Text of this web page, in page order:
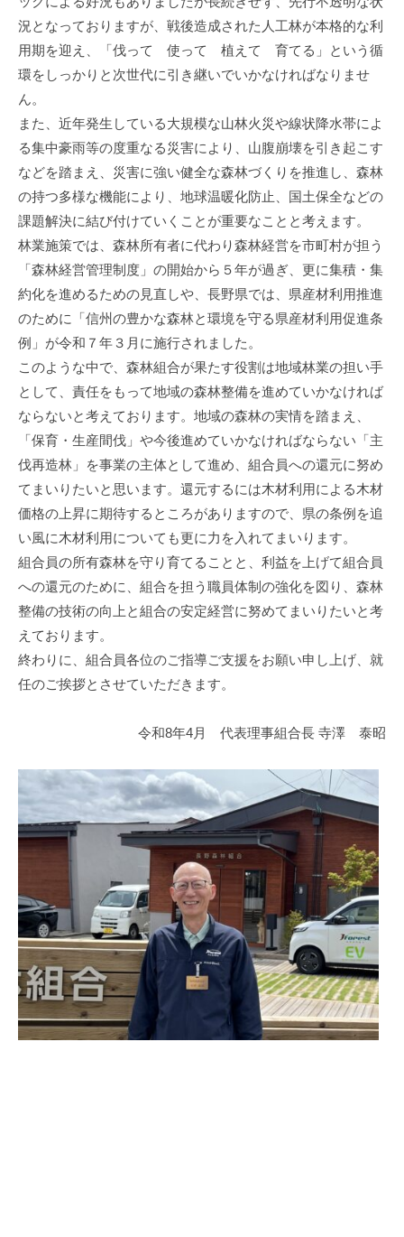
況となっておりますが、戦後造成された人工林が本格的な利
用期を迎え、「伐って 使って 植えて 育てる」という循
環をしっかりと次世代に引き継いでいかなければなりませ
ん。
また、近年発生している大規模な山林火災や線状降水帯によ
る集中豪雨等の度重なる災害により、山腹崩壊を引き起こす
などを踏まえ、災害に強い健全な森林づくりを推進し、森林
の持つ多様な機能により、地球温暖化防止、国土保全などの
課題解決に結び付けていくことが重要なことと考えます。
林業施策では、森林所有者に代わり森林経営を市町村が担う
「森林経営管理制度」の開始から５年が過ぎ、更に集積・集
約化を進めるための見直しや、長野県では、県産材利用推進
のために「信州の豊かな森林と環境を守る県産材利用促進条
例」が令和７年３月に施行されました。
このような中で、森林組合が果たす役割は地域林業の担い手
として、責任をもって地域の森林整備を進めていかなければ
ならないと考えております。地域の森林の実情を踏まえ、
「保育・生産間伐」や今後進めていかなければならない「主
伐再造林」を事業の主体として進め、組合員への還元に努め
てまいりたいと思います。還元するには木材利用による木材
価格の上昇に期待するところがありますので、県の条例を追
い風に木材利用についても更に力を入れてまいります。
組合員の所有森林を守り育てることと、利益を上げて組合員
への還元のために、組合を担う職員体制の強化を図り、森林
整備の技術の向上と組合の安定経営に努めてまいりたいと考
えております。
終わりに、組合員各位のご指導ご支援をお願い申し上げ、就
任のご挨拶とさせていただきます。
令和8年4月 代表理事組合長 寺澤 泰昭